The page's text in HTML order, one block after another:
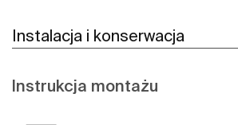
Instalacja i konserwacja
Instrukcja montażu